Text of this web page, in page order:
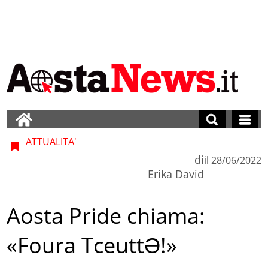
ATTUALITA'
di
Erika David
il 28/06/2022
Aosta Pride chiama:
«Foura TceuttƏ!»